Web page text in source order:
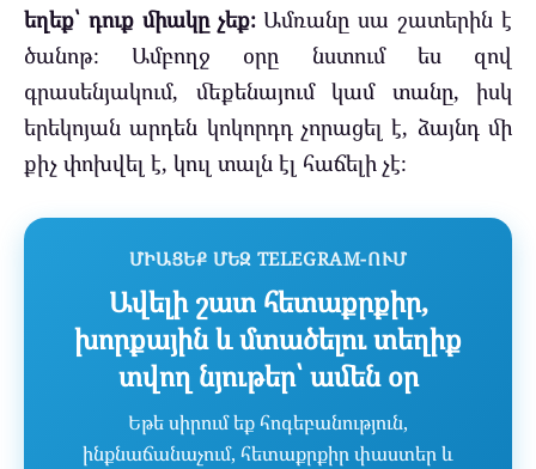
եղեք՝ դուք միակը չեք։Ամռանը սա շատերին է
ծանոթ։ Ամբողջ օրը նստում ես զով
գրասենյակում, մեքենայում կամ տանը, իսկ
երեկոյան արդեն կոկորդդ չորացել է, ձայնդ մի
քիչ փոխվել է, կուլ տալն էլ հաճելի չէ։
ՄԻԱՑԵՔ ՄԵԶ TELEGRAM-ՈՒՄ
Ավելի շատ հետաքրքիր,
խորքային և մտածելու տեղիք
տվող նյութեր՝ ամեն օր
Եթե սիրում եք հոգեբանություն,
ինքնաճանաչում, հետաքրքիր փաստեր և